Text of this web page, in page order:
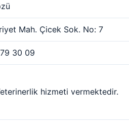
Mah. Çicek Sok. No: 7
30 09
hizmeti vermektedir.